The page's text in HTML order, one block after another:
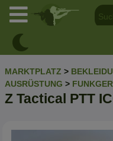
MARKTPLATZ >
AUSRÜSTUNG >
Z Tactical PTT